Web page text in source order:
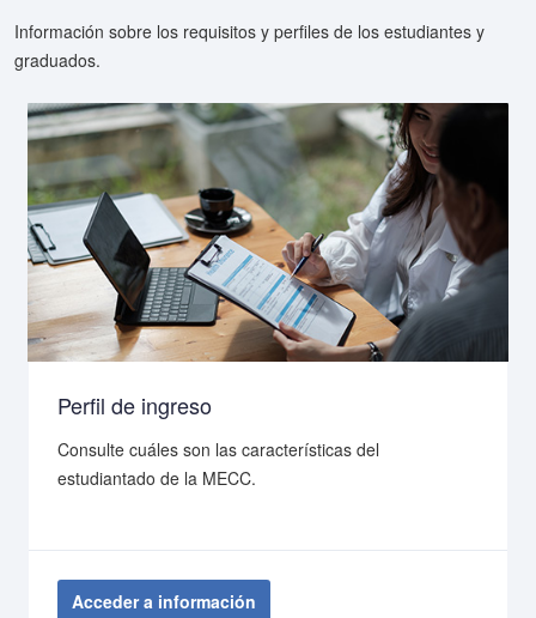
Información sobre los requisitos y perfiles de los estudiantes y
graduados.
Perfil de ingreso
Consulte cuáles son las características del
estudiantado de la MECC.
Acceder a información